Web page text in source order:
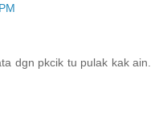
dgn pkcik tu pulak kak ain.